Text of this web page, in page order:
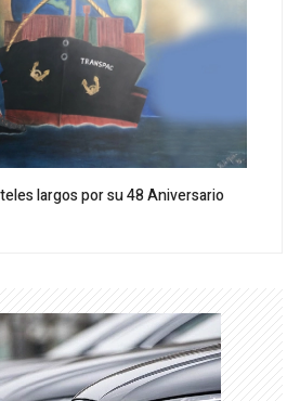
largos por su 48 Aniversario